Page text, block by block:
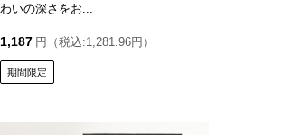
わいの深さをお...
1,187 円（税込:1,281.96円）
期間限定